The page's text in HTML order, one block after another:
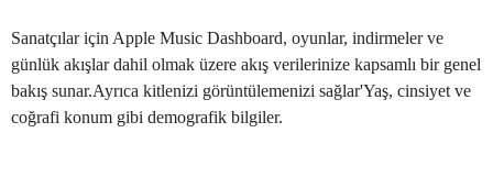
Sanatçılar için Apple Music Dashboard, oyunlar, indirmeler ve
günlük akışlar dahil olmak üzere akış verilerinize kapsamlı bir genel
bakış sunar.Ayrıca kitlenizi görüntülemenizi sağlar'Yaş, cinsiyet ve
coğrafi konum gibi demografik bilgiler.